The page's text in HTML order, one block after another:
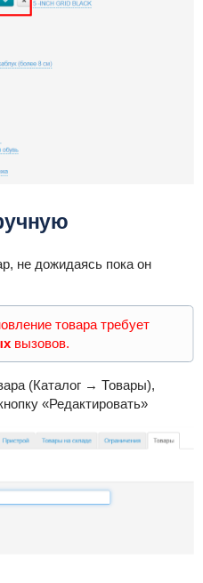
не дожидаясь пока он
товара требует
вызовов.
(Каталог → Товары),
«Редактировать»